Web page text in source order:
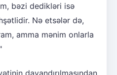
bəzi dedikləri isə
Nə etsələr də,
amma mənim onlarla
dayandırılmasından